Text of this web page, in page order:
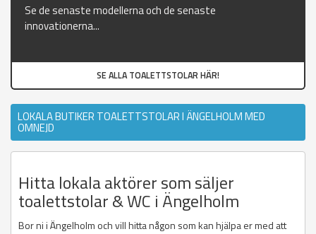
Se de senaste modellerna och de senaste
innovationerna...
SE ALLA TOALETTSTOLAR HÄR!
LOKALA BUTIKER TOALETTSTOLAR I ÄNGELHOLM MED
OMNEJD
Hitta lokala aktörer som säljer
toalettstolar & WC i Ängelholm
Bor ni i Ängelholm och vill hitta någon som kan hjälpa er med att